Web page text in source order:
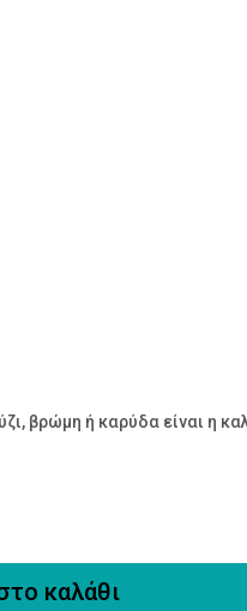
βρώμη ή καρύδα είναι η
καλάθι